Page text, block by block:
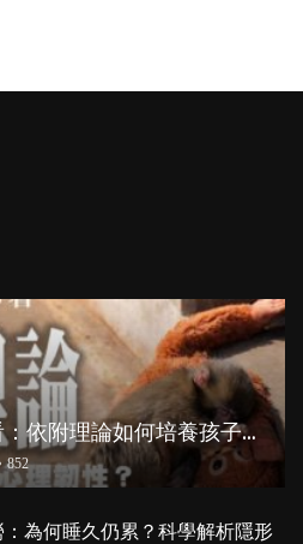
從
小獼猴Panchi 看：依附理論如何培養孩子心理韌性？
852
：為何睡久仍累？科學解析隱形